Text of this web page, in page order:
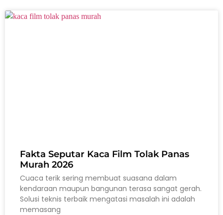
Fakta Seputar Kaca Film Tolak Panas
Murah 2026
Cuaca terik sering membuat suasana dalam
kendaraan maupun bangunan terasa sangat gerah.
Solusi teknis terbaik mengatasi masalah ini adalah
memasang